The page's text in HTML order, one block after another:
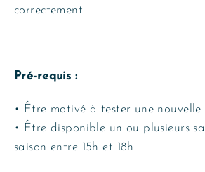
correctement.
Pré-requis :
• Être motivé à tester une nouvelle
• Être disponible un ou plusieurs
saison entre 15h et 18h.